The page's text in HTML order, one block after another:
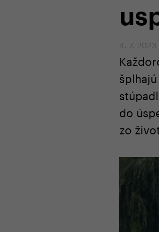
4. 7. 2023
do
zo